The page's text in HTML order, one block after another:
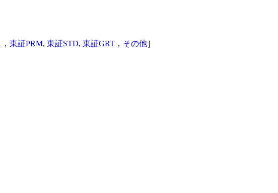
， 東証PRM, 東証STD, 東証GRT ， その他］